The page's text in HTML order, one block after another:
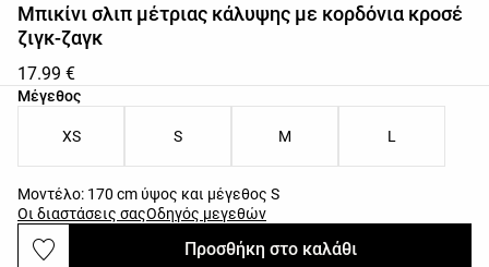
Μπικίνι σλιπ μέτριας κάλυψης με κορδόνια κροσέ
ζιγκ-ζαγκ
17.99 €
Μέγεθος
Λίστα μεγεθών προϊόντος
XS S M L
Μοντέλο: 170 cm ύψος και μέγεθος S
Οι διαστάσεις σαςΟδηγός μεγεθών
Προσθήκη στο καλάθι